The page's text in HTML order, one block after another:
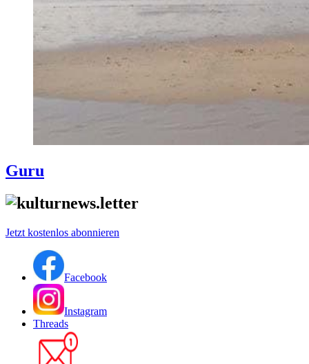
Guru
Jetzt kostenlos abonnieren
Facebook
Instagram
Threads